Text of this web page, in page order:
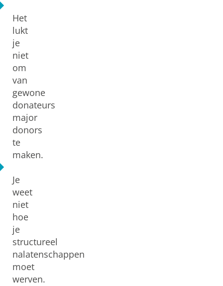
Het
lukt
je
niet
om
van
gewone
donateurs
major
donors
te
maken.
Je
weet
niet
hoe
je
structureel
nalatenschappen
moet
werven.